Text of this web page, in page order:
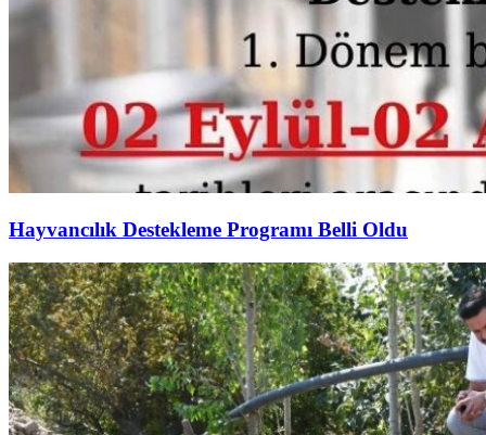
Hayvancılık Destekleme Programı Belli Oldu